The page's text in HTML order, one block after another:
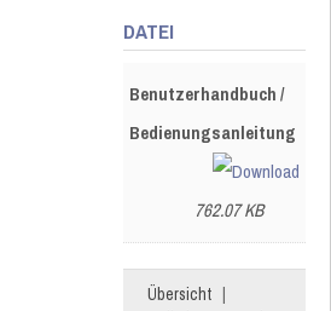
DATEI
Benutzerhandbuch /
Bedienungsanleitung
762.07 KB
Übersicht |